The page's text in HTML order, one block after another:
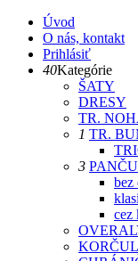
Úvod
O nás, kontakt
Prihlásiť
40Kategórie
ŠATY
DRESY
TR.
1 TR.
3
bez
cez